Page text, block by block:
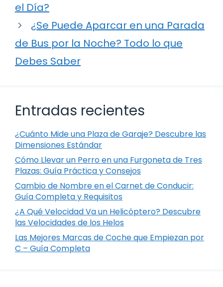
el Día?
¿Se Puede Aparcar en una Parada
de Bus por la Noche? Todo lo que
Debes Saber
Entradas recientes
¿Cuánto Mide una Plaza de Garaje? Descubre las
Dimensiones Estándar
Cómo Llevar un Perro en una Furgoneta de Tres
Plazas: Guía Práctica y Consejos
Cambio de Nombre en el Carnet de Conducir:
Guía Completa y Requisitos
¿A Qué Velocidad Va un Helicóptero? Descubre
las Velocidades de los Helos
Las Mejores Marcas de Coche que Empiezan por
C – Guía Completa